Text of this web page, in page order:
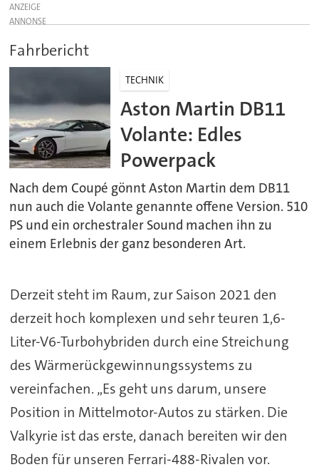
ANZEIGE
Fahrbericht
TECHNIK
Aston Martin DB11
Volante: Edles
Powerpack
Nach dem Coupé gönnt Aston Martin dem DB11
nun auch die Volante genannte offene Version. 510
PS und ein orchestraler Sound machen ihn zu
einem Erlebnis der ganz besonderen Art.
Derzeit steht im Raum, zur Saison 2021 den
derzeit hoch komplexen und sehr teuren 1,6-
Liter-V6-Turbohybriden durch eine Streichung
des Wärmerückgewinnungssystems zu
vereinfachen. „Es geht uns darum, unsere
Position in Mittelmotor-Autos zu stärken. Die
Valkyrie ist das erste, danach bereiten wir den
Boden für unseren Ferrari-488-Rivalen vor.